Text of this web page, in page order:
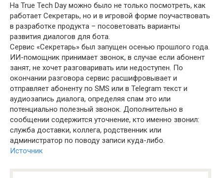
На True Tech Day можно было не только посмотреть, как
работает Секретарь, но и в игровой форме поучаствовать
в разработке продукта – посоветовать варианты
развития диалогов для бота.
Сервис «Секретарь» был запущен осенью прошлого года.
ИИ-помощник принимает звонок, в случае если абонент
занят, не хочет разговаривать или недоступен. По
окончании разговора сервис расшифровывает и
отправляет абоненту по SMS или в Telegram текст и
аудиозапись диалога, определяя спам это или
потенциально полезный звонок. Дополнительно в
сообщении содержится уточнение, кто именно звонил:
служба доставки, коллега, родственник или
администратор по поводу записи куда-либо.
Источник